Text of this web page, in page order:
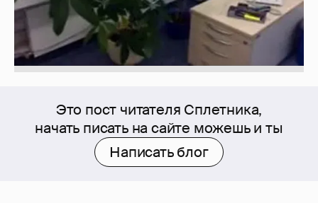
Это пост читателя Сплетника,
начать писать на сайте можешь и ты
Написать блог